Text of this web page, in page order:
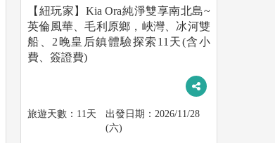
【紐玩家】Kia Ora純淨雙享南北島~
英倫風華、毛利原鄉，峽灣、冰河雙
船、2晚皇后鎮體驗探索11天(含小
費、簽證費)
11天
2026/11/28
(六)